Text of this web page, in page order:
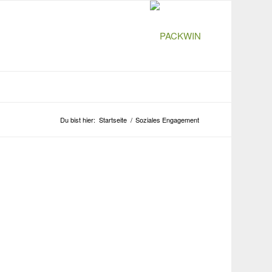
Du bist hier: Startseite / Soziales Engagement